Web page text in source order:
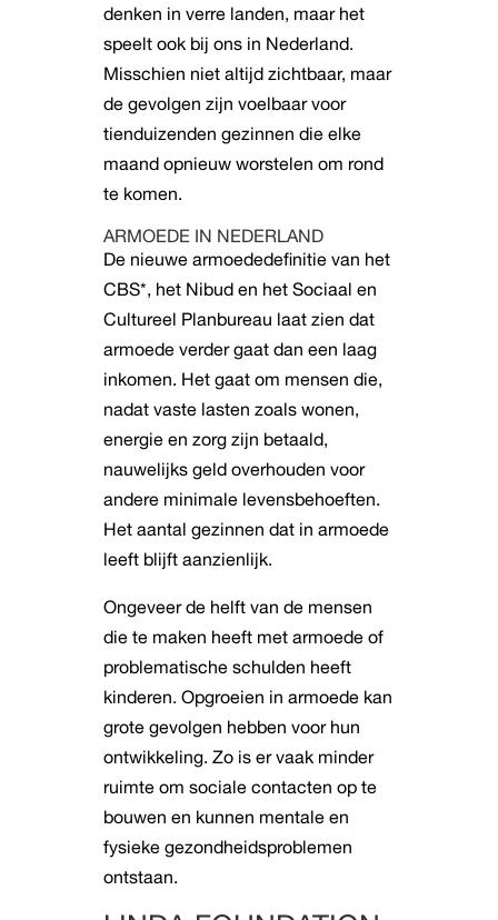
denken in verre landen, maar het
speelt ook bij ons in Nederland.
Misschien niet altijd zichtbaar, maar
de gevolgen zijn voelbaar voor
tienduizenden gezinnen die elke
maand opnieuw worstelen om rond
te komen.
ARMOEDE IN NEDERLAND
De nieuwe armoededefinitie van het
CBS*, het Nibud en het Sociaal en
Cultureel Planbureau laat zien dat
armoede verder gaat dan een laag
inkomen. Het gaat om mensen die,
nadat vaste lasten zoals wonen,
energie en zorg zijn betaald,
nauwelijks geld overhouden voor
andere minimale levensbehoeften.
Het aantal gezinnen dat in armoede
leeft blijft aanzienlijk.
Ongeveer de helft van de mensen
die te maken heeft met armoede of
problematische schulden heeft
kinderen. Opgroeien in armoede kan
grote gevolgen hebben voor hun
ontwikkeling. Zo is er vaak minder
ruimte om sociale contacten op te
bouwen en kunnen mentale en
fysieke gezondheidsproblemen
ontstaan.